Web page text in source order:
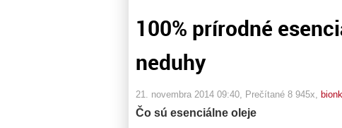
100% prírodné
neduhy
21. novembra 2014 09:40 , Prečítané 8 945x, bionk
Čo sú esenciálne oleje